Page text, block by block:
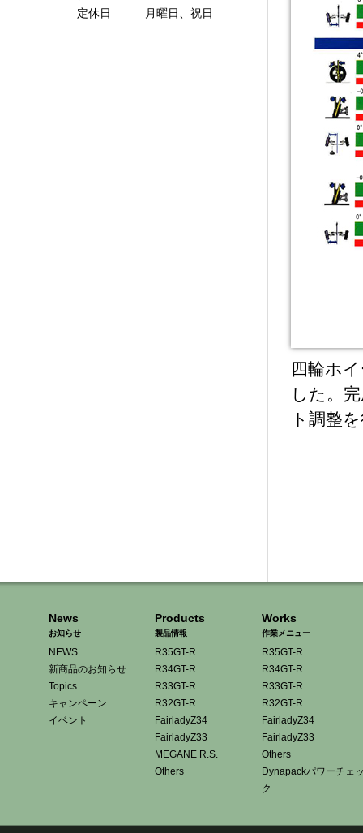
四輪ホ
した。
ト調整
定休日 月曜日、祝日
News
お知らせ
NEWS
新商品のお知らせ
Topics
キャンペーン
イベント
Products
製品情報
R35GT-R
R34GT-R
R33GT-R
R32GT-R
FairladyZ34
FairladyZ33
MEGANE R.S.
Others
Works
作業メニュー
R35GT-R
R34GT-R
R33GT-R
R32GT-R
FairladyZ34
FairladyZ33
Others
Dynapackパワーチェ
ク